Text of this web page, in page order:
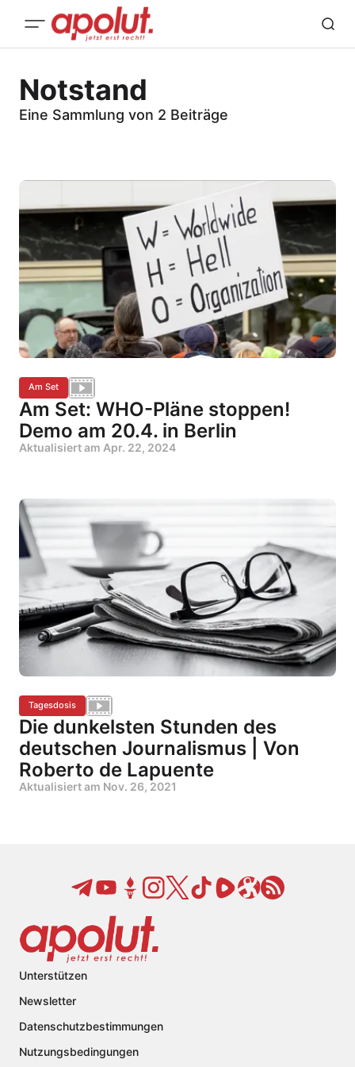
Notstand
Eine Sammlung von 2 Beiträge
Am Set
Am Set: WHO-Pläne stoppen!
Demo am 20.4. in Berlin
Aktualisiert am Apr. 22, 2024
Tagesdosis
Die dunkelsten Stunden des
deutschen Journalismus | Von
Roberto de Lapuente
Aktualisiert am Nov. 26, 2021
Unterstützen
Newsletter
Datenschutzbestimmungen
Nutzungsbedingungen